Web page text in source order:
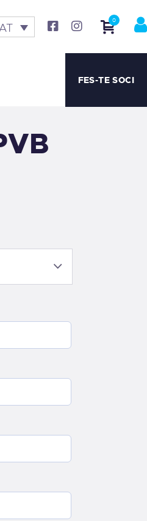
0
FES-TE SOCI